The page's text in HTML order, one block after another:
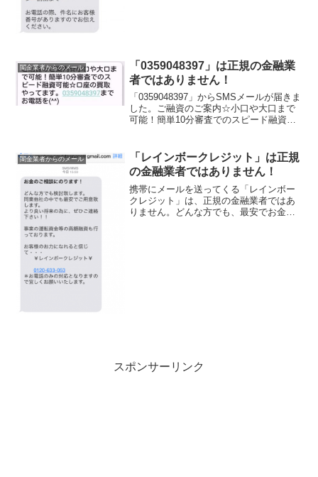
闇金業者からのメール
「0359048397」は正規の金融業
者ではありません！
「0359048397」からSMSメールが届きま
した。ご融資のご案内☆小口や大口まで
可能！簡単10分審査でのスピード融資可
たないようにして下さい。闇金からの勧
誘電話なん...
闇金業者からのメール
「レインボークレジット」は正規
の金融業者ではありません！
携帯にメールを送ってくる「レインボー
クレジット」は、正規の金融業者ではあ
りません。どんな方でも、最安でお金を
スポンサーリンク